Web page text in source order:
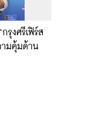
รุงศรีเฟิร์ส
มคุ้มด้าน